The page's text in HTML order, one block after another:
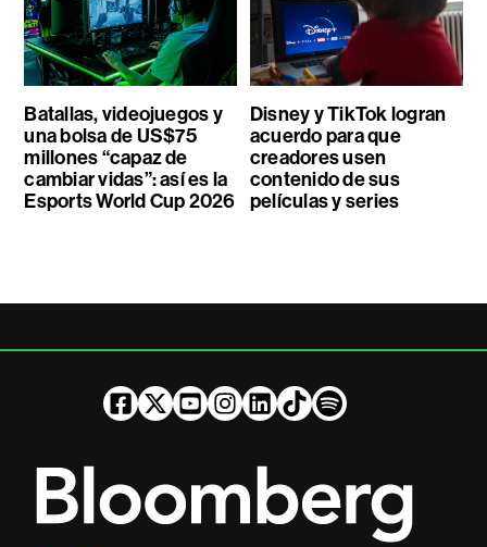
Batallas, videojuegos y
una bolsa de US$75
millones “capaz de
cambiar vidas”: así es la
Esports World Cup 2026
Disney y TikTok logran
acuerdo para que
creadores usen
contenido de sus
películas y series